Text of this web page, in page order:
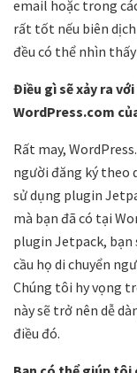
email hoặc trong
rất tốt nếu biên
đều có thể nhìn
Điều gì sẽ xảy ra
WordPress.com
Rất may,
người đăng ký theo
sử dụng plugin
mà bạn đã có tại
plugin Jetpack, bạn
cầu họ di chuyển
Chúng tôi hy vọng
này sẽ trở nên dễ
điều đó.